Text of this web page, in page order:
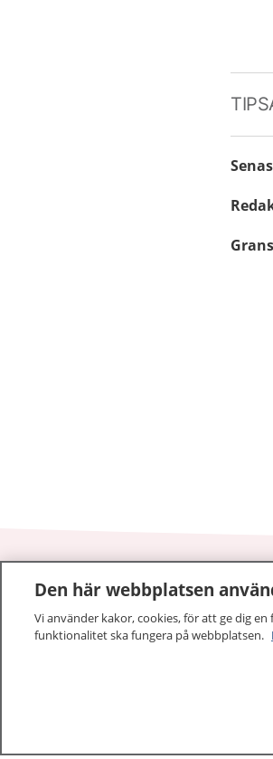
1177– tryggt om din
På 1177.se får du råd om hälsa
Den här webbplatsen
Vi använder kakor, cookies, för att ge dig
funktionalitet ska fungera på webbplatsen.